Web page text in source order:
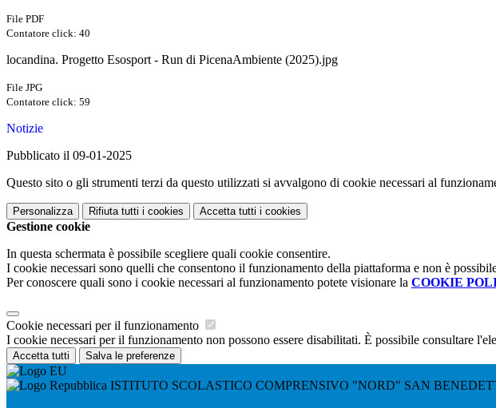
File PDF
Contatore click: 40
locandina. Progetto Esosport - Run di PicenaAmbiente (2025).jpg
File JPG
Contatore click: 59
Notizie
Pubblicato il 09-01-2025
Questo sito o gli strumenti terzi da questo utilizzati si avvalgono di cookie necessari al
Personalizza Rifiuta tutti i cookies Accetta tutti i cookies
Gestione cookie
In questa schermata è possibile scegliere quali cookie consentire.
I cookie necessari sono quelli che consentono il funzionamento della piattaforma e non è
Per conoscere quali sono i cookie necessari al funzionamento potete visionare la COOKIE
Cookie necessari per il funzionamento
I cookie necessari per il funzionamento non possono essere disabilitati. È possibile consultare
Accetta tutti Salva le preferenze
ISTITUTO SCOLASTICO COMPRENSIVO "NORD" SAN